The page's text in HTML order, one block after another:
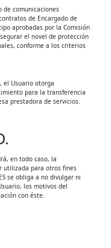
de comunicaciones
de Encargado de
aprobadas por la Comisión
el novel de protección
conforme a los criterios
el Usuario otorga
para la transferencia
prestadora de servicios.
en todo caso, la
utilizada para otros fines
se obliga a no divulgar ni
los motivos del
con éste.